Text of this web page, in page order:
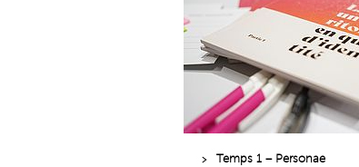
Temps 1 – Personae